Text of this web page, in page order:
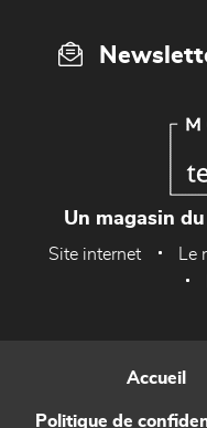
Un magasin
Site internet Le
Accueil
Politique de